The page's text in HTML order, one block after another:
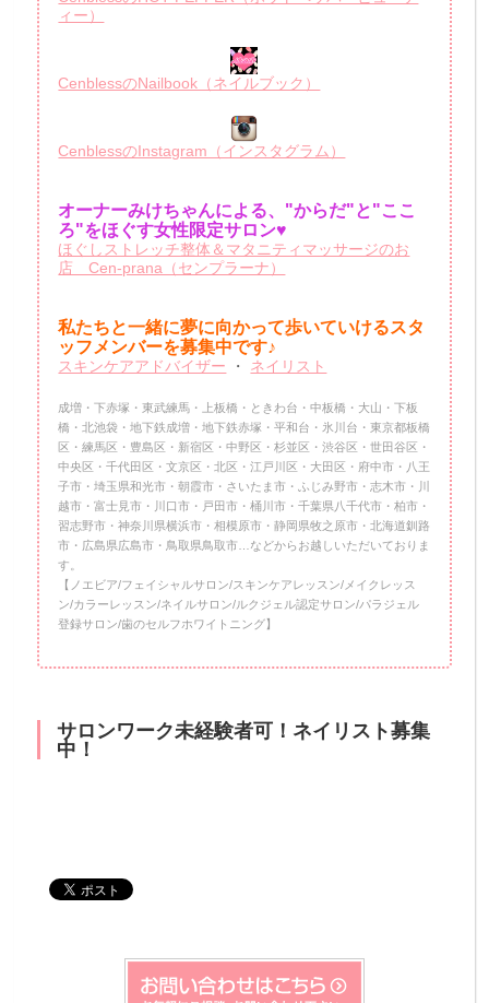
ィー）
CenblessのNailbook（ネイルブック）
CenblessのInstagram（インスタグラム）
オーナーみけちゃんによる、"からだ"と"ここ
ろ"をほぐす女性限定サロン♥
ほぐしストレッチ整体＆マタニティマッサージのお
店 Cen-prana（センプラーナ）
私たちと一緒に夢に向かって歩いていけるスタ
ッフメンバーを募集中です♪
スキンケアアドバイザー ・ ネイリスト
成増・下赤塚・東武練馬・上板橋・ときわ台・中板橋・大山・下板
橋・北池袋・地下鉄成増・地下鉄赤塚・平和台・氷川台・東京都板橋
区・練馬区・豊島区・新宿区・中野区・杉並区・渋谷区・世田谷区・
中央区・千代田区・文京区・北区・江戸川区・大田区・府中市・八王
子市・埼玉県和光市・朝霞市・さいたま市・ふじみ野市・志木市・川
越市・富士見市・川口市・戸田市・桶川市・千葉県八千代市・柏市・
習志野市・神奈川県横浜市・相模原市・静岡県牧之原市・北海道釧路
市・広島県広島市・鳥取県鳥取市…などからお越しいただいておりま
す。
【ノエビア/フェイシャルサロン/スキンケアレッスン/メイクレッス
ン/カラーレッスン/ネイルサロン/ルクジェル認定サロン/パラジェル
登録サロン/歯のセルフホワイトニング】
サロンワーク未経験者可！ネイリスト募集
中！